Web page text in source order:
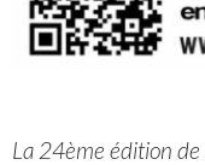
La 24ème édition de